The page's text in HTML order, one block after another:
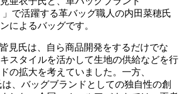
」で活躍する革バッグ職人の内田菜穂氏
によるバッグです。
見氏は、自ら商品開発をするだけでな
スタイルを活かして生地の供給などを行
の拡大を考えていました。一方、
は、バッグブランドとしての独自性の創